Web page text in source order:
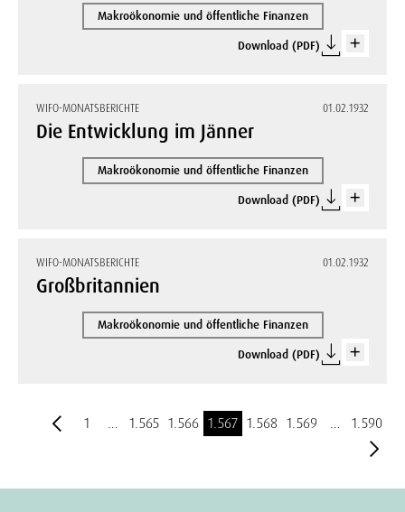
Makroökonomie und öffentliche Finanzen
Download (PDF)
WIFO-MONATSBERICHTE 01.02.1932
Die Entwicklung im Jänner
Makroökonomie und öffentliche Finanzen
Download (PDF)
WIFO-MONATSBERICHTE 01.02.1932
Großbritannien
Makroökonomie und öffentliche Finanzen
Download (PDF)
1 … 1.565 1.566 1.567 1.568 1.569 … 1.590